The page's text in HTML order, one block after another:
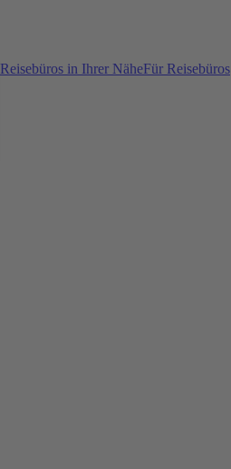
Reisebüros in Ihrer NäheFür Reisebüros